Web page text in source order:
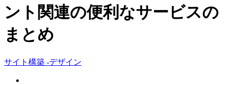
ント関連の便利なサービスの
まとめ
サイト構築 -デザイン